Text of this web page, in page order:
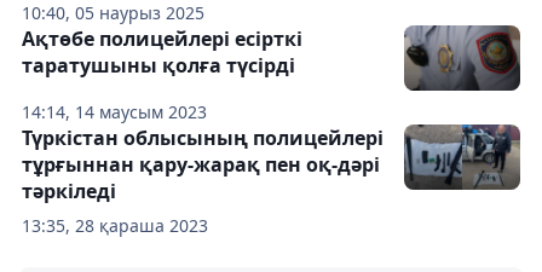
10:40, 05 наурыз 2025
14:14, 14 маусым 2023
Ақтөбе полицейлері есірткі
таратушыны қолға түсірді
13:35, 28 қараша 2023
Түркістан облысының полицейлері
тұрғыннан қару-жарақ пен оқ-дәрі
тәркіледі